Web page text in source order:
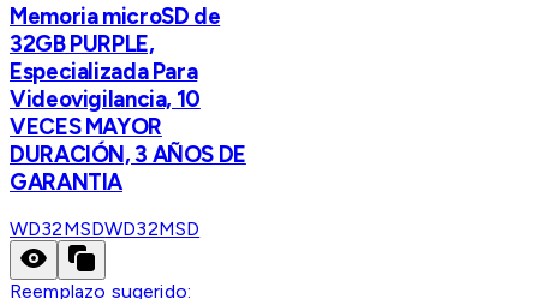
Memoria microSD de
32GB PURPLE,
Especializada Para
Videovigilancia, 10
VECES MAYOR
DURACIÓN, 3 AÑOS DE
GARANTIA
WD32MSDWD32MSD
Reemplazo sugerido: